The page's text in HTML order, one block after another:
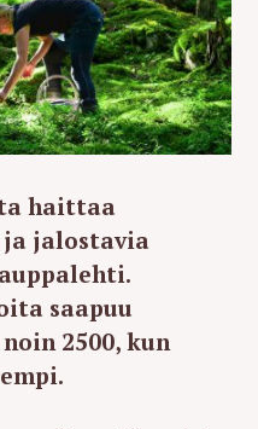
haittaa
jalostavia
saapuu
2500, kun